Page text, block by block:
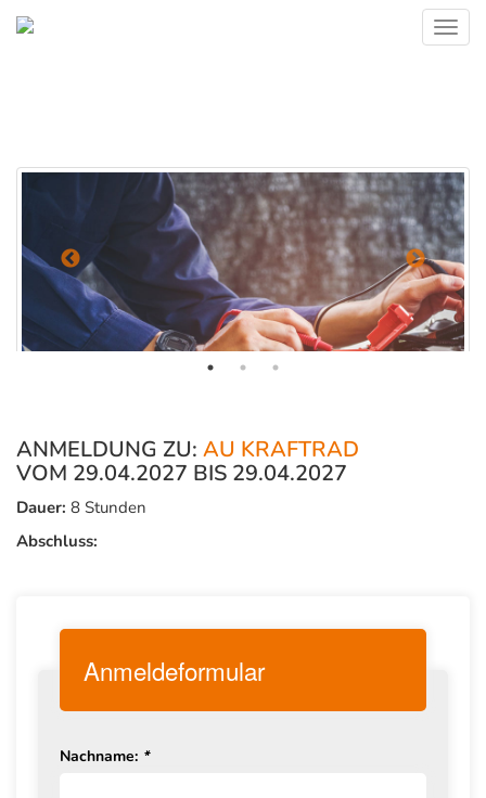
ANMELDUNG ZU: AU KRAFTRAD
VOM 29.04.2027 BIS 29.04.2027
Dauer: 8 Stunden
Abschluss:
Anmeldeformular
Nachname: *